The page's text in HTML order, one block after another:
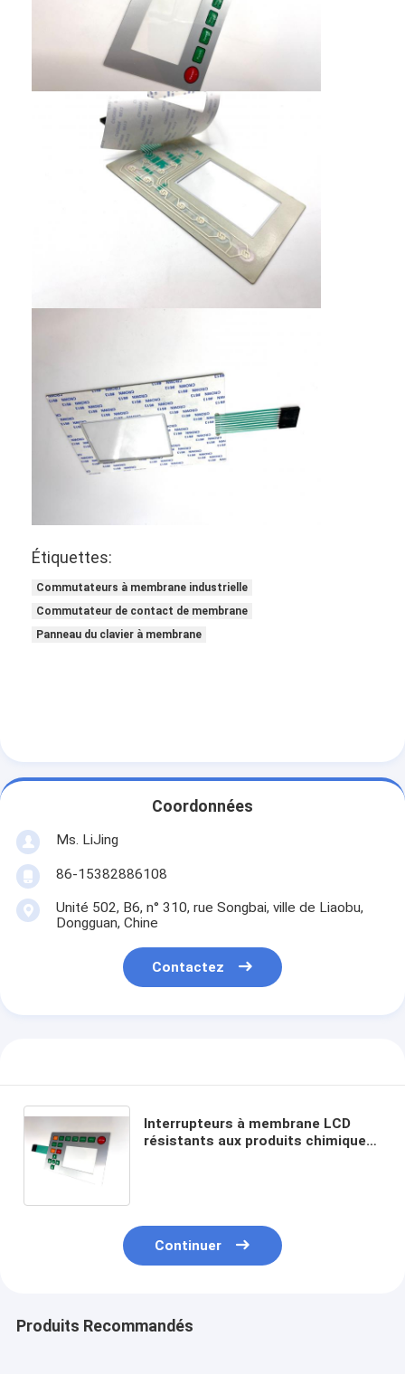
Étiquettes:
Commutateurs à membrane industrielle
Commutateur de contact de membrane
Panneau du clavier à membrane
Coordonnées
Ms. LiJing
86-15382886108
Unité 502, B6, n° 310, rue Songbai, ville de Liaobu,
Dongguan, Chine
Contactez
Interrupteurs à membrane LCD
résistants aux produits chimiques
Continuer
Produits Recommandés